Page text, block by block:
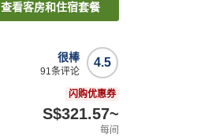
查看客房和住宿套餐
4.5
很棒
91条评论
闪购优惠券
S$321.57~
每间